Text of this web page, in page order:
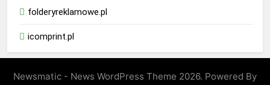
folderyreklamowe.pl
icomprint.pl
Newsmatic - News WordPress Theme 2026. Powered By